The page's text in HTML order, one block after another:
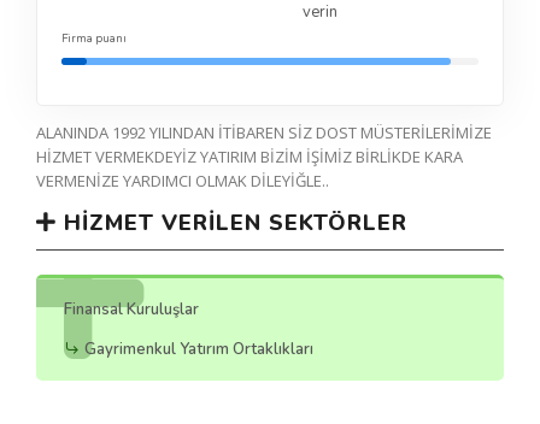
verin
Firma puanı
ALANINDA 1992 YILINDAN İTİBAREN SİZ DOST MÜSTERİLERİMİZE
HİZMET VERMEKDEYİZ YATIRIM BİZİM İŞİMİZ BİRLİKDE KARA
VERMENİZE YARDIMCI OLMAK DİLEYİĞLE..
HIZMET VERILEN SEKTÖRLER
Finansal Kuruluşlar
Gayrimenkul Yatırım Ortaklıkları